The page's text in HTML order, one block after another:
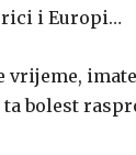
i Europi…
imate
bolest